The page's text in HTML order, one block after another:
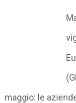
maggio: le